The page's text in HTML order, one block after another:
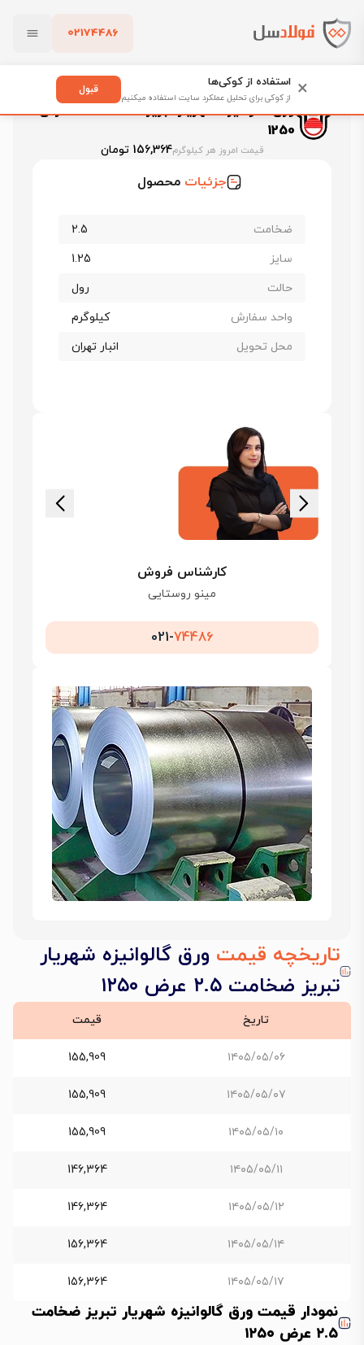
02174486
پاک کردن
فولادسل
ورق گالوانیزه شهریار تبریز ضخامت 2.5 عرض 1250
ورق گالوانیزه شهریار تبریز ضخامت 2.5 عرض
1250
قیمت امروز هر کیلوگرم156,364 تومان
جزئیات محصول
ضخامت
2.5
سایز
1.25
حالت
رول
واحد سفارش
کیلوگرم
محل تحویل
انبار تهران
کارشناس فروش
مینو روستایی
021-74486
تاریخچه قیمت ورق گالوانیزه شهریار
تبریز ضخامت ۲.۵ عرض ۱۲۵۰
تاریخ قیمت
۱۴۰۵/۰۵/۰۶ 155,909
۱۴۰۵/۰۵/۰۷ 155,909
۱۴۰۵/۰۵/۱۰ 155,909
۱۴۰۵/۰۵/۱۱ 146,364
۱۴۰۵/۰۵/۱۲ 146,364
۱۴۰۵/۰۵/۱۴ 156,364
۱۴۰۵/۰۵/۱۷ 156,364
نمودار قیمت ورق گالوانیزه شهریار تبریز ضخامت
۲.۵ عرض ۱۲۵۰
× استفاده از کوکی‌ها
از کوکی برای تحلیل عملکرد سایت استفاده میکنیم
قبول